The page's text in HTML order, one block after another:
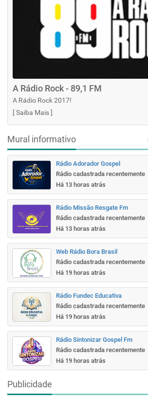
A Rádio Rock - 89,1 FM
A Rádio Rock 2017!
[Saiba Mais]
Mural informativo
Rádio Adorador Gospel
Rádio cadastrada recentemente
Há 13 horas atrás
Rádio Missão Resgate Fm
Rádio cadastrada recentemente
Há 13 horas atrás
Web Rádio Bora Brasil
Rádio cadastrada recentemente
Há 19 horas atrás
Rádio Fundec Educativa
Rádio cadastrada recentemente
Há 19 horas atrás
Rádio Sintonizar Gospel Fm
Rádio cadastrada recentemente
Há 19 horas atrás
Publicidade